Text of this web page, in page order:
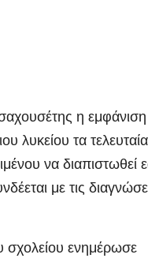
η εμφάνιση
λυκείου τα τελευταία
να διαπιστωθεί
με τις
ενημέρωσε